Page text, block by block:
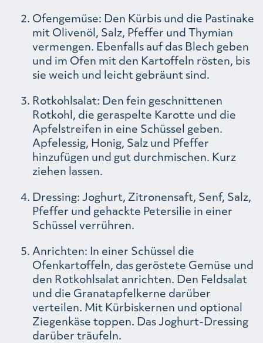
Ofengemüse: Den Kürbis und die Pastinake
mit Olivenöl, Salz, Pfeffer und Thymian
vermengen. Ebenfalls auf das Blech geben
und im Ofen mit den Kartoffeln rösten, bis
sie weich und leicht gebräunt sind.
Rotkohlsalat: Den fein geschnittenen
Rotkohl, die geraspelte Karotte und die
Apfelstreifen in eine Schüssel geben.
Apfelessig, Honig, Salz und Pfeffer
hinzufügen und gut durchmischen. Kurz
ziehen lassen.
Dressing: Joghurt, Zitronensaft, Senf, Salz,
Pfeffer und gehackte Petersilie in einer
Schüssel verrühren.
Anrichten: In einer Schüssel die
Ofenkartoffeln, das geröstete Gemüse und
den Rotkohlsalat anrichten. Den Feldsalat
und die Granatapfelkerne darüber
verteilen. Mit Kürbiskernen und optional
Ziegenkäse toppen. Das Joghurt-Dressing
darüber träufeln.